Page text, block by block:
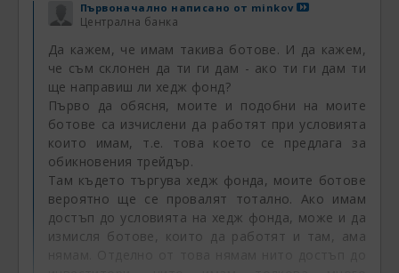
едно място, че от занимаващите се с
валутна търговия трейдъри близо 95
процента нямали стратегия за търгуване. А
в същото време навсякъде не спират да
пишат и повтарят, че без работеща
стратегия човек изобщо не трябва да се
надява на печали от форекса. Веднага се
запитах дали може да се вярва на тази
статистика и веднага си отговорих, че тя е
много манипулативна. Освен това аз имам
малко по-различен поглед върху нещата по
отношение на стратегията във форекса.
Първоначално написано от minkov
Централна банка
Да кажем, че имам такива ботове. И да кажем,
че съм склонен да ти ги дам - ако ти ги дам ти
ще направиш ли хедж фонд?
Първо да обясня, моите и подобни на моите
ботове са изчислени да работят при условията
които имам, т.е. това което се предлага за
обикновения трейдър.
Там където търгува хедж фонда, моите ботове
вероятно ще се провалят тотално. Ако имам
достъп до условията на хедж фонда, може и да
измисля ботове, които да работят и там, ама